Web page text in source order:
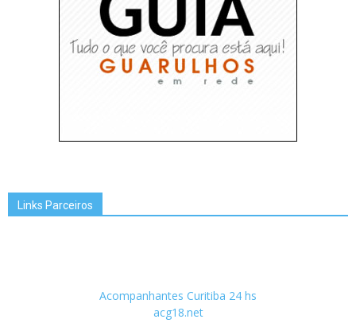
Links Parceiros
Acompanhantes Curitiba 24 hs
acg18.net